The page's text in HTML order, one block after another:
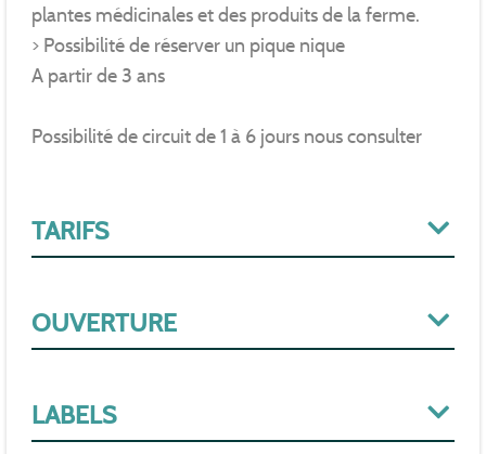
plantes médicinales et des produits de la ferme.
> Possibilité de réserver un pique nique
A partir de 3 ans
Possibilité de circuit de 1 à 6 jours nous consulter
TARIFS
OUVERTURE
LABELS